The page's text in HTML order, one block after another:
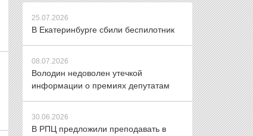
25.07.2026
В Екатеринбурге сбили беспилотник
08.07.2026
Володин недоволен утечкой
информации о премиях депутатам
30.06.2026
В РПЦ предложили преподавать в